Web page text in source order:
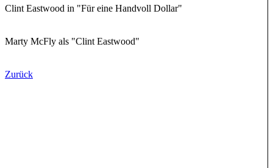
Clint Eastwood in "Für eine Handvoll Dollar"
Marty McFly als "Clint Eastwood"
Zurück